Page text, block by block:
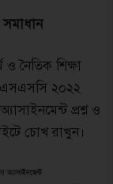
সমাধান
নৈতিক শিক্ষা
এসএসসি ২০২২
প্রশ্ন ও
চোখ রাখুন।